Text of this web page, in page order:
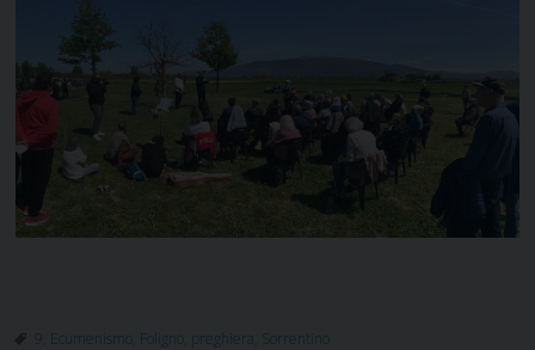
9 Ecumenismo Foligno preghiera Sorrentino